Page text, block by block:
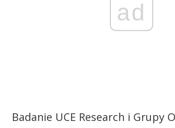
ad
Badanie UCE Research i Grupy